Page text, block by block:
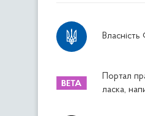
Дніпропетровське
Житомирське
Закарпатське
Запорізьке відділення
Власність
Портал
ласка,